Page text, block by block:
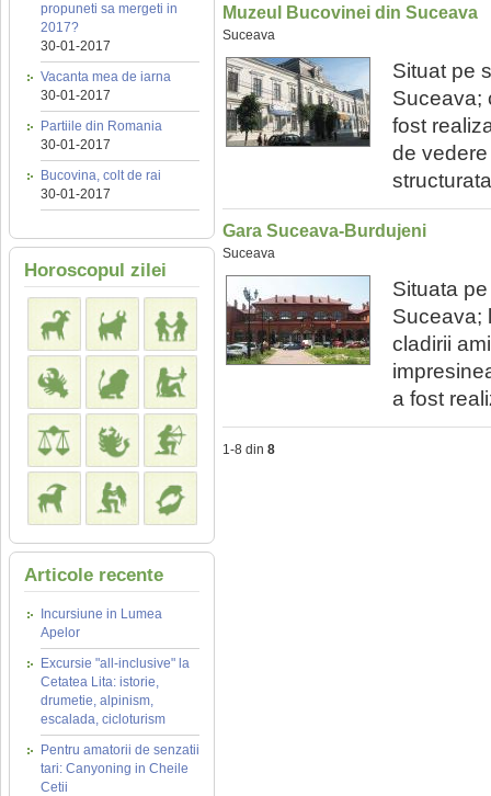
propuneti sa mergeti in
2017?
30-01-2017
Vacanta mea de iarna
30-01-2017
Partiile din Romania
30-01-2017
Bucovina, colt de rai
30-01-2017
Horoscopul zilei
Articole recente
Incursiune in Lumea
Apelor
Excursie "all-inclusive" la
Cetatea Lita: istorie,
drumetie, alpinism,
escalada, cicloturism
Pentru amatorii de senzatii
tari: Canyoning in Cheile
Cetii
Muzeul Bucovinei din Suceava
Suceava
Situat pe
Suceava;
fost
de
Gara Suceava-Burdujeni
Suceava
Situata
Suceava;
cladirii
a fost
1-8 din 8